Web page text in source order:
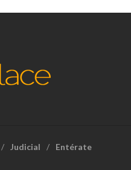
Judicial Entérate